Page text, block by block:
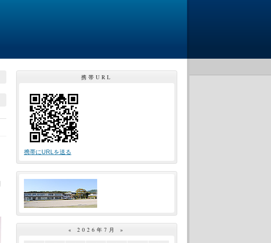
携帯URL
携帯にURLを送る
« 2026年7月 »